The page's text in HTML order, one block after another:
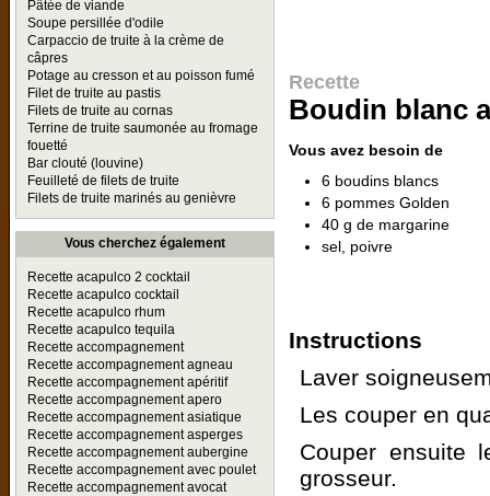
Pâtée de viande
Soupe persillée d'odile
Carpaccio de truite à la crème de
câpres
Potage au cresson et au poisson fumé
Filet de truite au pastis
Filets de truite au cornas
Terrine de truite saumonée au fromage
fouetté
Bar clouté (louvine)
Feuilleté de filets de truite
Filets de truite marinés au genièvre
Vous cherchez également
Recette acapulco 2 cocktail
Recette acapulco cocktail
Recette acapulco rhum
Recette acapulco tequila
Recette accompagnement
Recette accompagnement agneau
Recette accompagnement apéritif
Recette accompagnement apero
Recette accompagnement asiatique
Recette accompagnement asperges
Recette accompagnement aubergine
Recette accompagnement avec poulet
Recette accompagnement avocat
Recette
Boudin blanc
Vous avez besoin de
6 boudins blancs
6 pommes Golden
40 g de margarine
sel, poivre
Instructions
Laver
Les couper en
Couper ensuite
grosseur.